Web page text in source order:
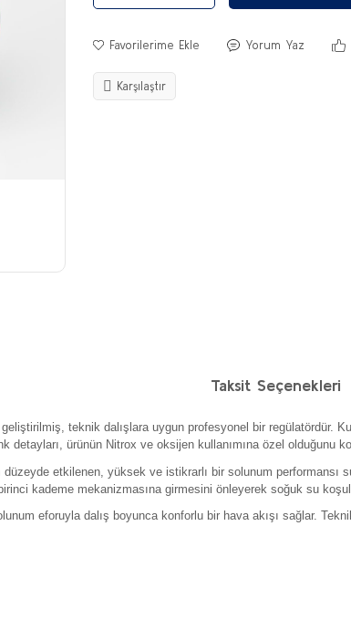
Yorum Yaz
Karşılaştır
Taksit Seçenekleri
teknik dalışlara uygun profesyonel bir regülatördür.
ürünün Nitrox ve oksijen kullanımına özel olduğunu
etkilenen, yüksek ve istikrarlı bir solunum performansı
kademe mekanizmasına girmesini önleyerek soğuk su
eforuyla dalış boyunca konforlu bir hava akışı sağlar.